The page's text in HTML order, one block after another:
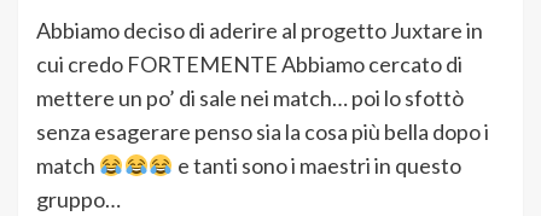
Abbiamo deciso di aderire al progetto Juxtare in
cui credo FORTEMENTE Abbiamo cercato di
mettere un po’ di sale nei match… poi lo sfottò
senza esagerare penso sia la cosa più bella dopo i
match
e tanti sono i maestri in questo
gruppo…